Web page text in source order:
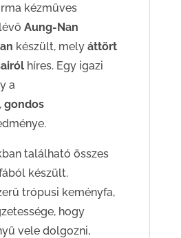
kézműves
Aung-Nan
készült, mely áttört
híres. Egy igazi
a
gondos
található összes
készült.
trópusi keményfa,
hogy
vele dolgozni,